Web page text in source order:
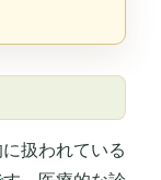
扱われている